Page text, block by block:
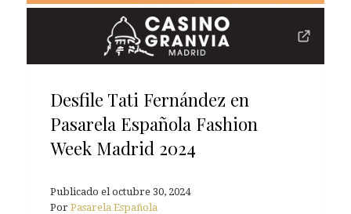
Desfile Tati Fernández en
Pasarela Española Fashion
Week Madrid 2024
Publicado el octubre 30, 2024
Por Pasarela Española